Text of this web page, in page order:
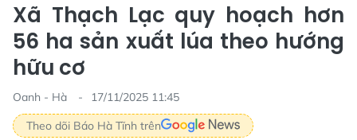
Xã Thạch Lạc quy hoạch hơn
56 ha sản xuất lúa theo hướng
hữu cơ
Oanh - Hà
17/11/2025 11:45
Theo dõi Báo Hà Tĩnh trên